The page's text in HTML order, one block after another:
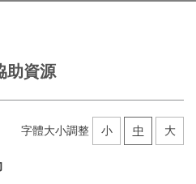
助資源
字體大小調整 小 中 大